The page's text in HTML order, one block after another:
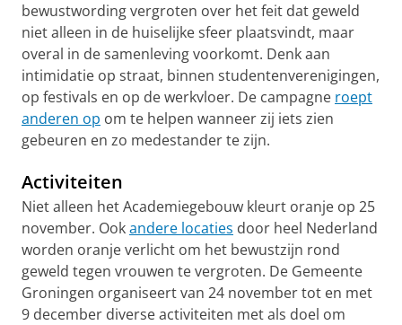
bewustwording vergroten over het feit dat geweld
niet alleen in de huiselijke sfeer plaatsvindt, maar
overal in de samenleving voorkomt. Denk aan
intimidatie op straat, binnen studentenverenigingen,
op festivals en op de werkvloer. De campagne roept
anderen op om te helpen wanneer zij iets zien
gebeuren en zo medestander te zijn.
Activiteiten
Niet alleen het Academiegebouw kleurt oranje op 25
november. Ookandere locaties door heel Nederland
worden oranje verlicht om het bewustzijn rond
geweld tegen vrouwen te vergroten. De Gemeente
Groningen organiseert van 24 november tot en met
9 december diverse activiteiten met als doel om